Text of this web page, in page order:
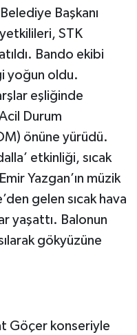
Başkanı
STK
Bando ekibi
yoğun oldu.
eşliğinde
Durum
önüne yürüdü.
etkinliği, sıcak
Yazgan’ın müzik
gelen sıcak hava
yaşattı. Balonun
gökyüzüne
Göçer konseriyle